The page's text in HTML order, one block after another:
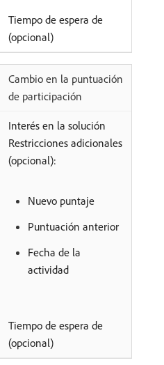
Tiempo de espera de
(opcional)
Cambio en la puntuación
de participación
Interés en la solución
Restricciones adicionales
(opcional):
Nuevo puntaje
Puntuación anterior
Fecha de la
actividad
Tiempo de espera de
(opcional)